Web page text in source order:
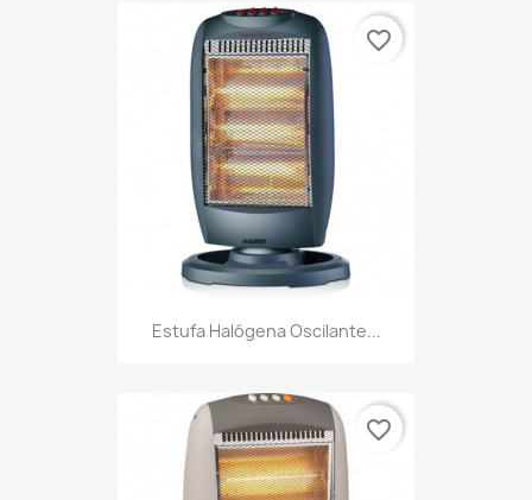
Estufa Halógena Oscilante...
favorite_border
favorite_border